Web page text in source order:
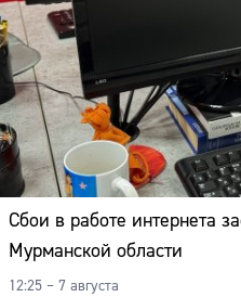
Сбои в работе интернета
Мурманской области
12:25 – 7 августа